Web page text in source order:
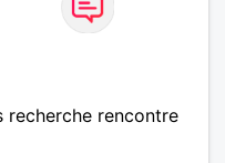
recherche rencontre